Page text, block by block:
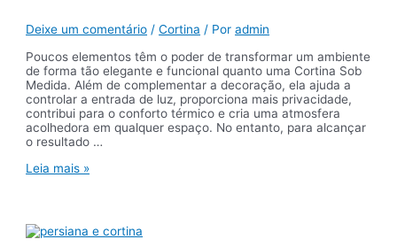
Deixe um comentário /Cortina / Poradmin
Poucos elementos têm o poder de transformar um ambiente
de forma tão elegante e funcional quanto uma Cortina Sob
Medida. Além de complementar a decoração, ela ajuda a
controlar a entrada de luz, proporciona mais privacidade,
contribui para o conforto térmico e cria uma atmosfera
acolhedora em qualquer espaço. No entanto, para alcançar
o resultado …
Como
Sob
Medida
Leia mais »